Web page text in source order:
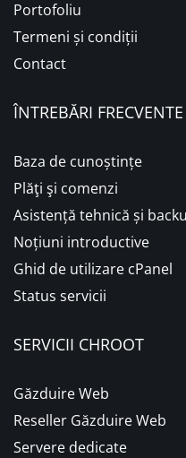
Portofoliu
Termeni și condiții
Contact
ÎNTREBĂRI FRECVENTE
Baza de cunoștințe
Plăţi şi comenzi
Asistență tehnică și
Noțiuni introductive
Ghid de utilizare cPanel
Status servicii
SERVICII CHROOT
Găzduire Web
Reseller Găzduire Web
Servere dedicate